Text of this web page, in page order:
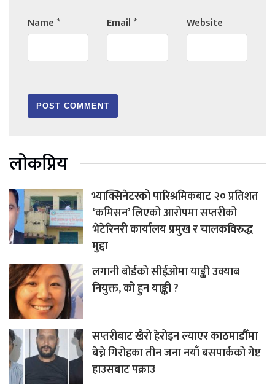
Name* Email* Website
लोकप्रिय
भ्याक्सिनेटरको पारिश्रमिकबाट २० प्रतिशत
‘कमिसन’ लिएको आरोपमा सप्तरीको
भेटेरिनरी कार्यालय प्रमुख र चालकविरुद्ध
मुद्दा
लगानी बोर्डको सीईओमा याङ्की उक्याब
नियुक्त, को हुन याङ्की ?
सप्तरीबाट खैरो हेरोइन ल्याएर काठमाडौँमा
बेच्ने गिरोहका तीन जना नयाँ बसपार्कको गेष्ट
हाउसबाट पक्राउ